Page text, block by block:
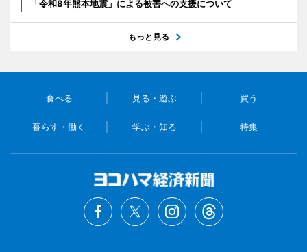
「令和8年熊本地震」による被害への支援について
もっと見る
食べる 見る・遊ぶ 買う
暮らす・働く 学ぶ・知る 特集